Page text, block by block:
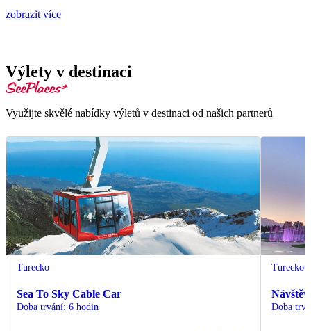
zobrazit více
Výlety v destinaci
Využijte skvělé nabídky výletů v destinaci od našich partnerů
Turecko
Sea To Sky Cable Car
Doba trvání: 6 hodin
Turecko
Doba